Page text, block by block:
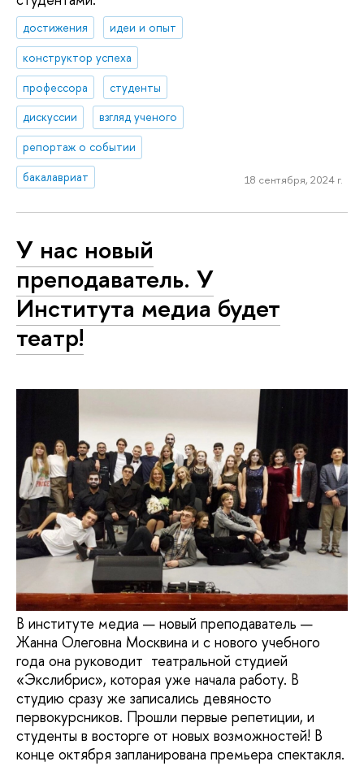
достижения
идеи и опыт
конструктор успеха
профессора
студенты
дискуссии
взгляд ученого
репортаж о событии
бакалавриат
18 сентября, 2024 г.
У нас новый
преподаватель. У
Института медиа будет
театр!
В институте медиа — новый преподаватель —
Жанна Олеговна Москвина и с нового учебного
года она руководит театральной студией
«Экслибрис», которая уже начала работу. В
студию сразу же записались девяносто
первокурсников. Прошли первые репетиции, и
студенты в восторге от новых возможностей! В
конце октября запланирована премьера спектакля.